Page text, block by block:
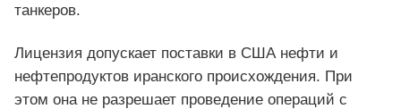
танкеров.
Лицензия допускает поставки в США нефти и
нефтепродуктов иранского происхождения. При
этом она не разрешает проведение операций с